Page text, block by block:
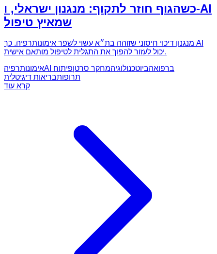
כשהגוף חוזר לתקוף: מנגנון ישראלי, ו-AI
שמאיץ טיפול
מנגנון דיכוי חיסוני שזוהה בת״א עשוי לשפר אימונותרפיה. כך AI
יכול לעזור להפוך את התגלית לטיפול מותאם אישית.
אימונותרפיה
AI ברפואהביוטכנולוגיהמחקר סרטןפיתוח
תרופותבריאות דיגיטלית
קרא עוד